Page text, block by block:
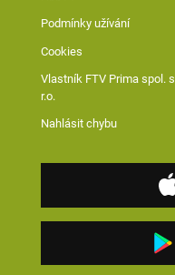
Podmínky užívání
Cookies
Vlastník FTV Prima spol. s
r.o.
Nahlásit chybu